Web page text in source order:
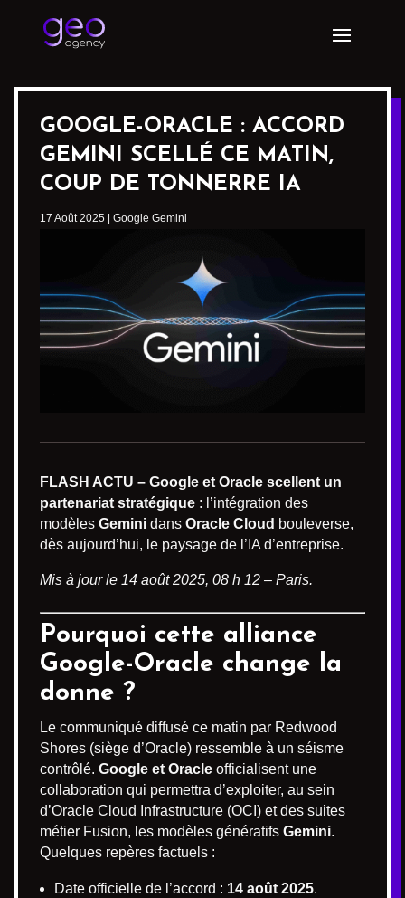
GOOGLE-ORACLE : ACCORD
GEMINI SCELLÉ CE MATIN,
COUP DE TONNERRE IA
17 Août 2025 Google Gemini
FLASH ACTU – Google et Oracle scellent un
partenariat stratégique : l’intégration des
modèles Gemini dans Oracle Cloud bouleverse,
dès aujourd’hui, le paysage de l’IA d’entreprise.
Mis à jour le 14 août 2025, 08 h 12 – Paris.
Pourquoi cette alliance
Google-Oracle change la
donne ?
Le communiqué diffusé ce matin par Redwood
Shores (siège d’Oracle) ressemble à un séisme
contrôlé. Google et Oracle officialisent une
collaboration qui permettra d’exploiter, au sein
d’Oracle Cloud Infrastructure (OCI) et des suites
métier Fusion, les modèles génératifs Gemini.
Quelques repères factuels :
Date officielle de l’accord : 14 août 2025.